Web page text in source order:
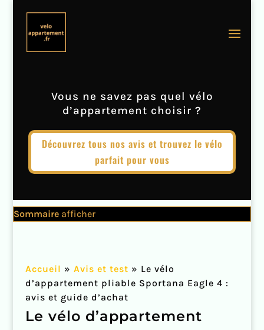
Vous ne savez pas quel vélo
d’appartement choisir ?
Découvrez tous nos avis et trouvez le vélo
parfait pour vous
Sommaire afficher
Accueil » Avis et test » Le vélo
d’appartement pliable Sportana Eagle 4 :
avis et guide d’achat
Le vélo d’appartement